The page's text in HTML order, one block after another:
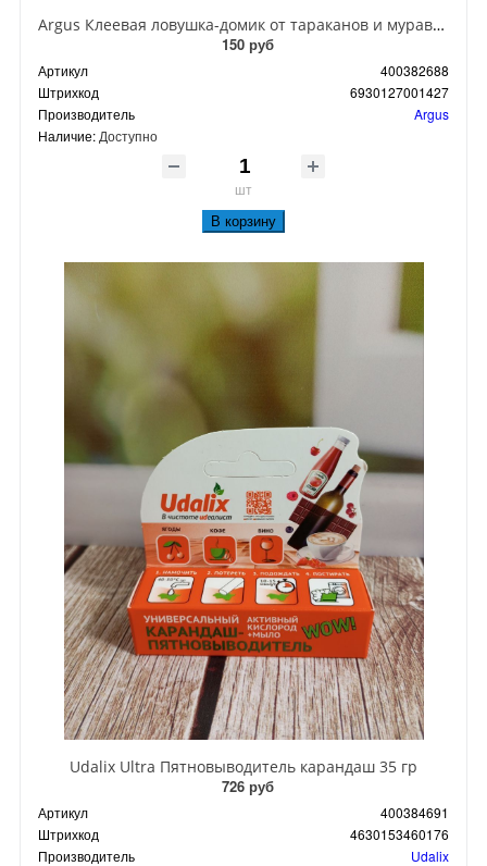
Argus Клеевая ловушка-домик от тараканов и муравьев
150 руб
Артикул
400382688
Штрихкод
6930127001427
Производитель
Argus
Наличие: Доступно
шт
В корзину
Udalix Ultra Пятновыводитель карандаш 35 гр
726 руб
Артикул
400384691
Штрихкод
4630153460176
Производитель
Udalix